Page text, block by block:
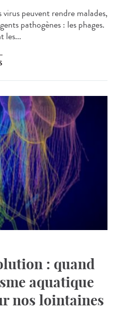
peuvent rendre malades,
pathogènes : les phages.
les...
: quand
aquatique
nos lointaines